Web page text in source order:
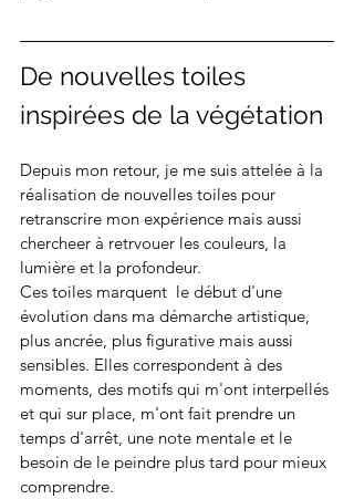
De nouvelles toiles
inspirées de la végétation
Depuis mon retour, je me suis attelée à la
réalisation de nouvelles toiles pour
retranscrire mon expérience mais aussi
chercheer à retrvouer les couleurs, la
lumière et la profondeur.
Ces toiles marquent  le début d'une
évolution dans ma démarche artistique,
plus ancrée, plus figurative mais aussi
sensibles. Elles correspondent à des
moments, des motifs qui m'ont interpellés
et qui sur place, m'ont fait prendre un
temps d'arrêt, une note mentale et le
besoin de le peindre plus tard pour mieux
comprendre.